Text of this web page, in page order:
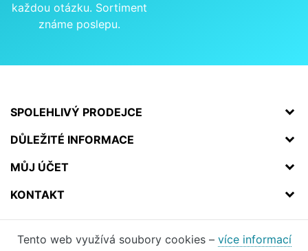
každou otázku. Sortiment
známe poslepu.
SPOLEHLIVÝ PRODEJCE
DŮLEŽITÉ INFORMACE
MŮJ ÚČET
KONTAKT
Tento web využívá soubory cookies – více informací